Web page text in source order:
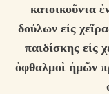
κατοικοῦντα
δούλων εἰς
παιδίσκης εἰς
ὀφθαλμοὶ ἡμῶν